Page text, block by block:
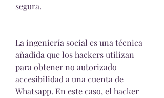
segura.
La ingeniería social es una técnica
añadida que los hackers utilizan
para obtener no autorizado
accesibilidad a una cuenta de
Whatsapp. En este caso, el hacker